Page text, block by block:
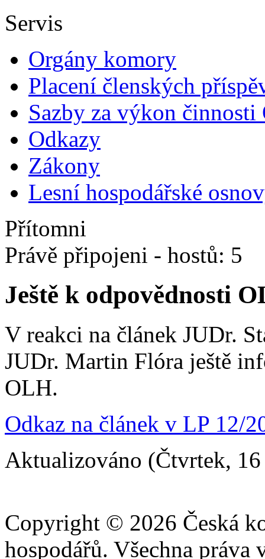
Servis
Orgány komory
Placení členských
Sazby za výkon činnosti
Odkazy
Zákony
Lesní hospodářské
Přítomni
Právě připojeni - hostů: 5
Ještě k odpovědnosti
V reakci na článek JUDr.
JUDr. Martin Flóra ještě
OLH.
Odkaz na článek v LP 12/
Aktualizováno (Čtvrtek,
Copyright © 2026 Česká
hospodářů. Všechna práva